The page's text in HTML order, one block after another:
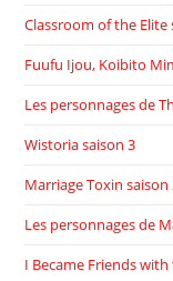
Classroom of the Elite
Fuufu Ijou, Koibito
Les personnages de
Wistoria saison 3
Marriage Toxin saison
Les personnages de
I Became Friends